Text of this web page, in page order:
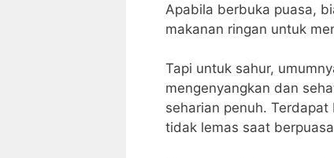
Apabila berbuka puasa,
makanan ringan untuk
Tapi untuk sahur,
mengenyangkan dan
seharian penuh.
tidak lemas saat